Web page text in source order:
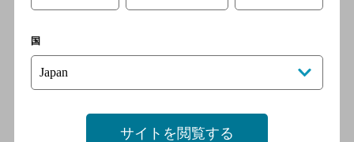
店 2号店
国
サイトを閲覧する